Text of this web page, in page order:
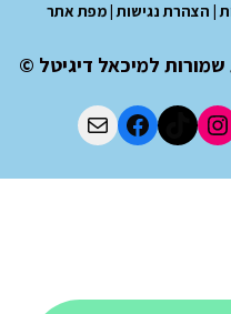
| הצהרת נגישות|מפת אתר
שמורות למיכאל דיגיטל ©